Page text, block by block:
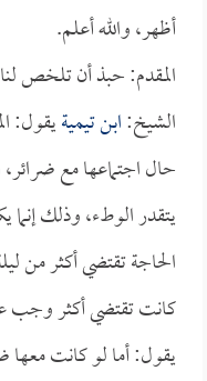
أظهر، والله أعلم.
المقدم: حبذ أن تلخص
الشيخ:ابن تيميةيقول:
حال اجتماعها مع ضرائر،
يتقدر الوطء، وذلك
الحاجة تقتضي أكثر من
كانت تقتضي أكثر وجب
يقول: أما لو كانت معها